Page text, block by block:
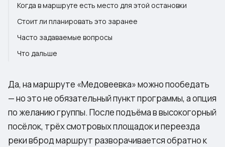
Когда в маршруте есть место для этой остановки
Стоит ли планировать это заранее
Часто задаваемые вопросы
Что дальше
Да, на маршруте «Медовеевка» можно пообедать
— но это не обязательный пункт программы, а опция
по желанию группы. После подъёма в высокогорный
посёлок, трёх смотровых площадок и переезда
реки вброд маршрут разворачивается обратно к